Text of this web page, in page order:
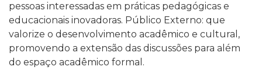
pessoas interessadas em práticas pedagógicas e
educacionais inovadoras. Público Externo: que
valorize o desenvolvimento acadêmico e cultural,
promovendo a extensão das discussões para além
do espaço acadêmico formal.